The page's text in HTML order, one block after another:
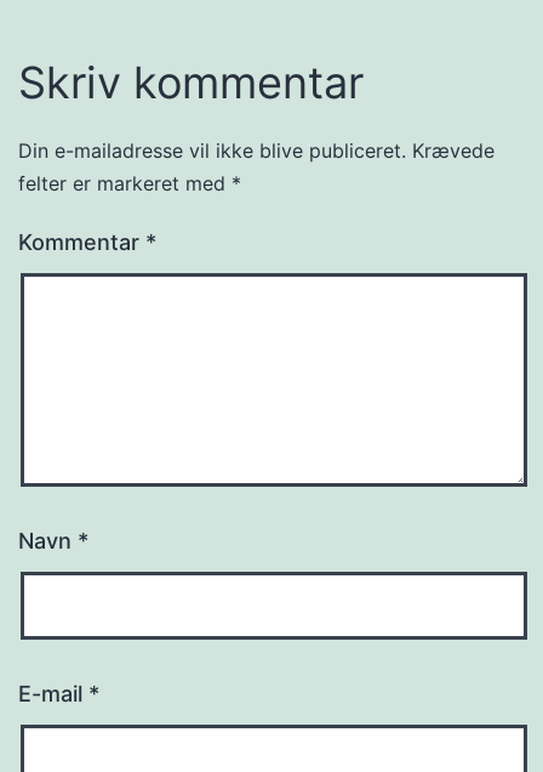
Skriv kommentar
Din e-mailadresse vil ikke blive publiceret. Krævede
felter er markeret med *
Kommentar *
Navn *
E-mail *